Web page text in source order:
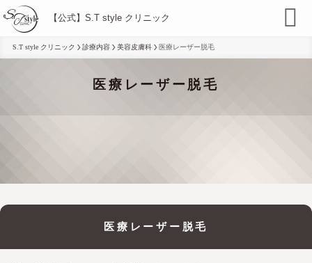
【公式】S.T style クリニック
S.T style クリニック 診療内容 美容皮膚科 医療レーザー脱毛
医療レーザー脱毛
医療レーザー脱毛